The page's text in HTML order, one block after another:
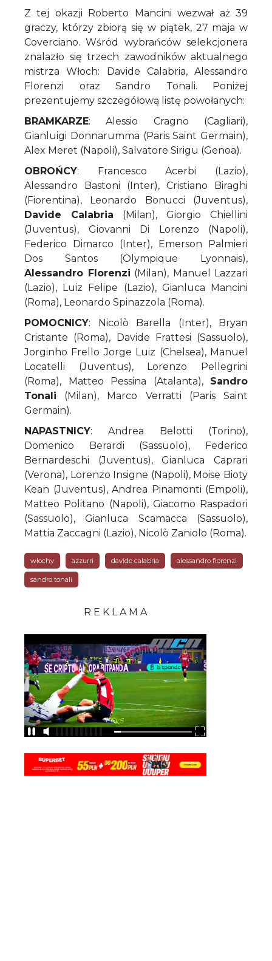
Z tej okazji Roberto Mancini wezwał aż 39
graczy, którzy zbiorą się w piątek, 27 maja w
Coverciano. Wśród wybrańców selekcjonera
znalazło się trzech zawodników aktualnego
mistrza Włoch: Davide Calabria, Alessandro
Florenzi oraz Sandro Tonali. Poniżej
prezentujemy szczegółową listę powołanych:
BRAMKARZE: Alessio Cragno (Cagliari),
Gianluigi Donnarumma (Paris Saint Germain),
Alex Meret (Napoli), Salvatore Sirigu (Genoa).
OBROŃCY: Francesco Acerbi (Lazio),
Alessandro Bastoni (Inter), Cristiano Biraghi
(Fiorentina), Leonardo Bonucci (Juventus),
Davide Calabria (Milan), Giorgio Chiellini
(Juventus), Giovanni Di Lorenzo (Napoli),
Federico Dimarco (Inter), Emerson Palmieri
Dos Santos (Olympique Lyonnais),
Alessandro Florenzi (Milan), Manuel Lazzari
(Lazio), Luiz Felipe (Lazio), Gianluca Mancini
(Roma), Leonardo Spinazzola (Roma).
POMOCNICY: Nicolò Barella (Inter), Bryan
Cristante (Roma), Davide Frattesi (Sassuolo),
Jorginho Frello Jorge Luiz (Chelsea), Manuel
Locatelli (Juventus), Lorenzo Pellegrini
(Roma), Matteo Pessina (Atalanta), Sandro
Tonali (Milan), Marco Verratti (Paris Saint
Germain).
NAPASTNICY: Andrea Belotti (Torino),
Domenico Berardi (Sassuolo), Federico
Bernardeschi (Juventus), Gianluca Caprari
(Verona), Lorenzo Insigne (Napoli), Moise Bioty
Kean (Juventus), Andrea Pinamonti (Empoli),
Matteo Politano (Napoli), Giacomo Raspadori
(Sassuolo), Gianluca Scamacca (Sassuolo),
Mattia Zaccagni (Lazio), Nicolò Zaniolo (Roma).
włochy azzurri davide calabria alessandro florenzi
sandro tonali
R E K L A M A